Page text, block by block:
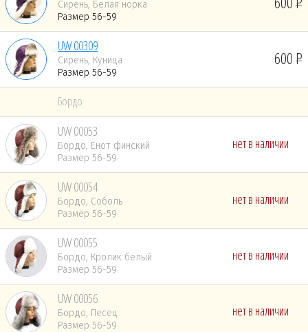
Сирень, Белая норка
Размер 56-59
UW 00309
Сирень, Куница
Размер 56-59
600
Бордо
UW 00053
Бордо, Енот финский
Размер 56-59
нет в наличии
UW 00054
Бордо, Соболь
Размер 56-59
нет в наличии
UW 00055
Бордо, Кролик белый
Размер 56-59
нет в наличии
UW 00056
Бордо, Песец
Размер 56-59
нет в наличии